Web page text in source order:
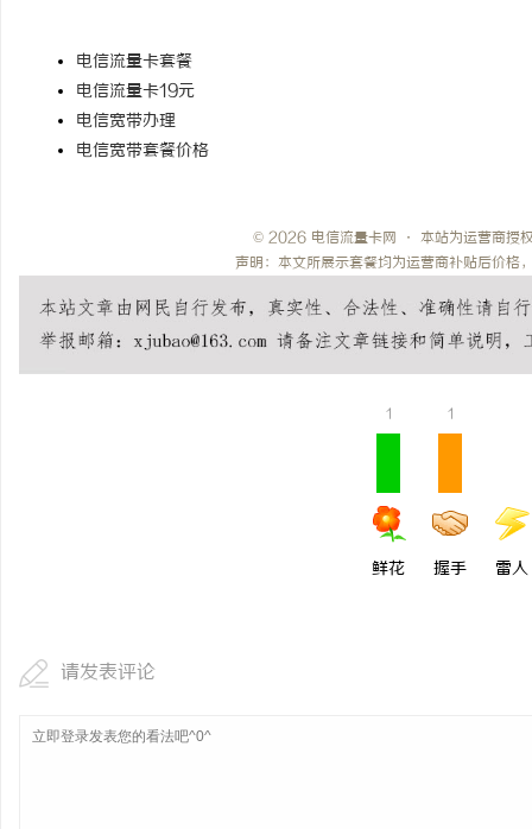
电信流量卡套餐
电信流量卡19元
电信宽带办理
电信宽带套餐价格
© 2026 电信流量卡网 · 本站为运营商授
声明：本文所展示套餐均为运营商补贴后价格
1
鲜花
1
握手 雷人
请发表评论